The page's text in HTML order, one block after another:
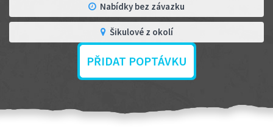
Nabídky bez závazku
Šikulové z okolí
PŘIDAT POPTÁVKU